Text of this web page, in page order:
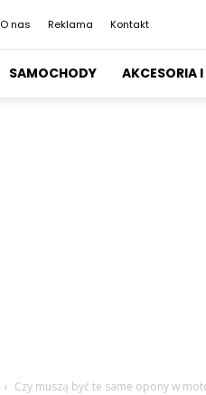
O nas Reklama Kontakt
SAMOCHODY AKCESORIA
Czy muszą być te same opony w